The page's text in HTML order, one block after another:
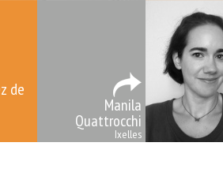
de
Manila
Quattrocchi
Ixelles